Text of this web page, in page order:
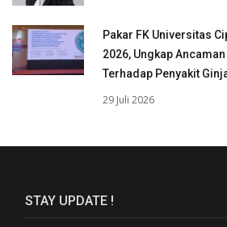
Pakar FK Universitas
2026, Ungkap
Terhadap Penyakit
29 Juli 2026
STAY UPDATE !